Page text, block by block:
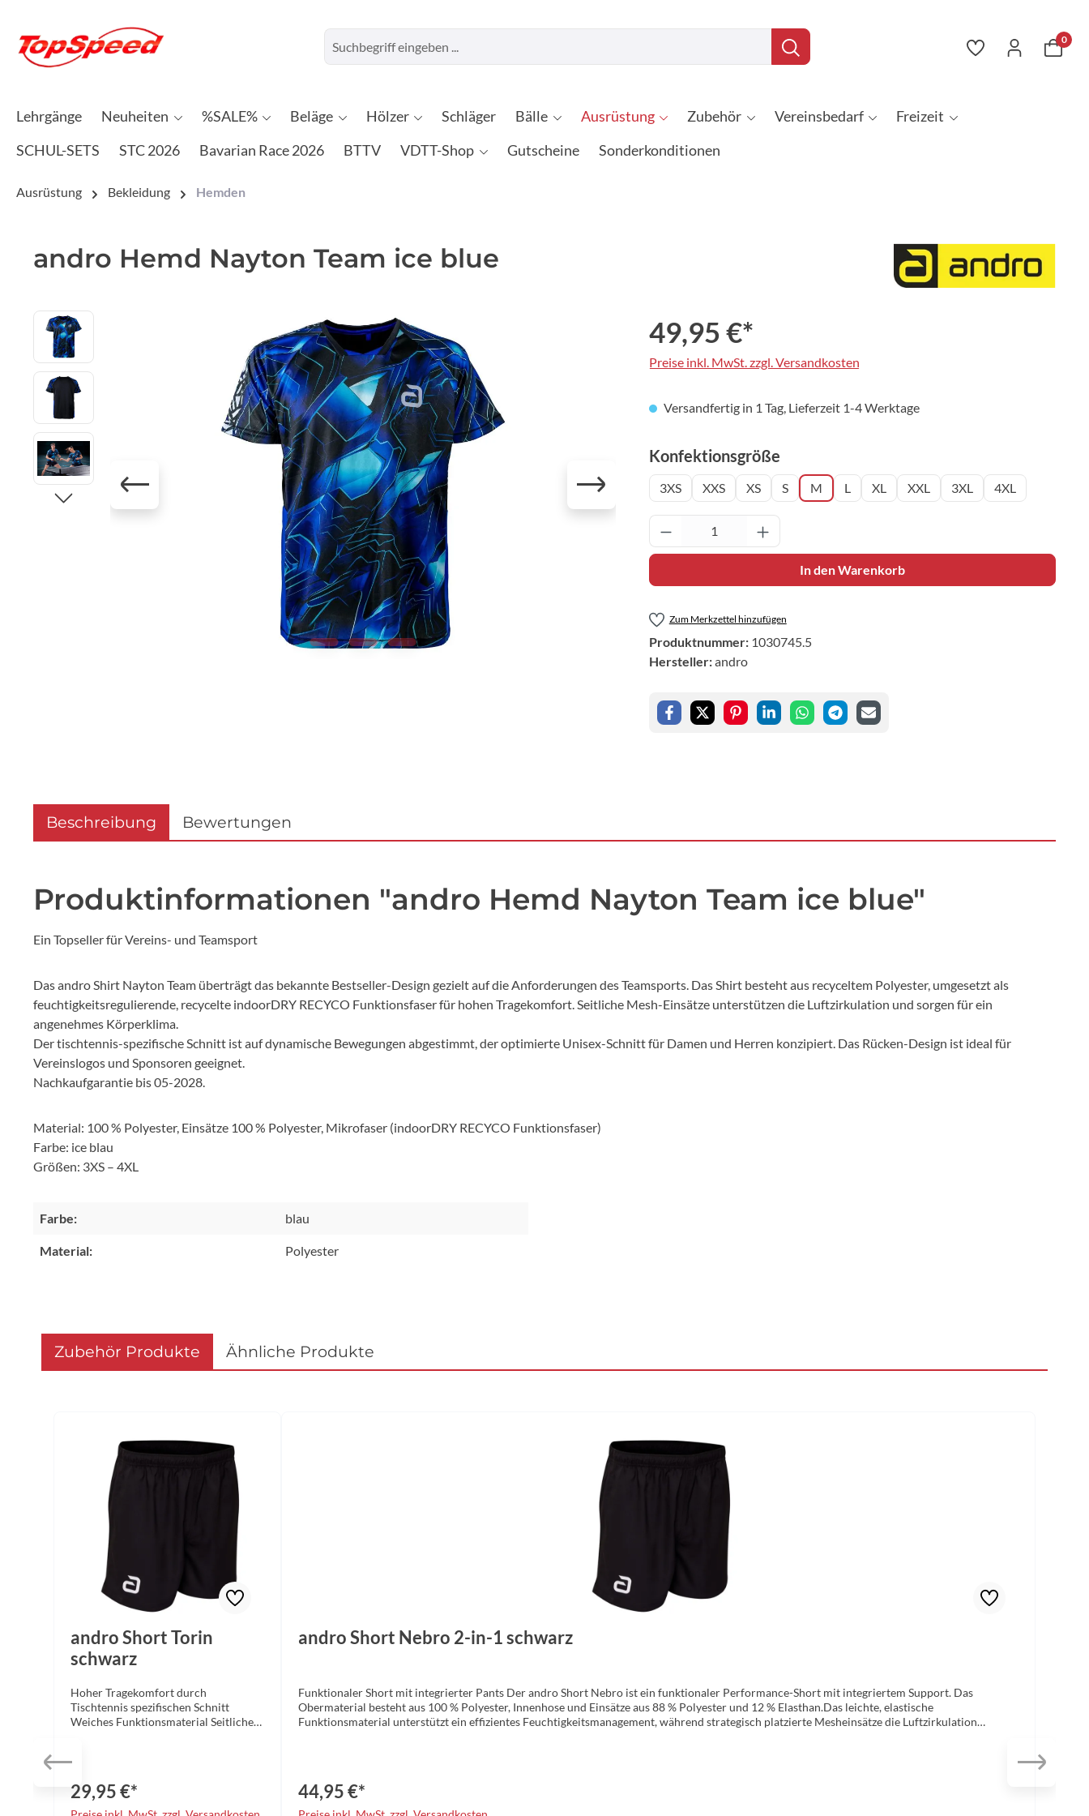
0
Lehrgänge Neuheiten %SALE% Beläge Hölzer Schläger Bälle Ausrüstung Zubehör Vereinsbedarf
Freizeit
SCHUL-SETS
STC 2026 Bavarian Race 2026 BTTV VDTT-Shop Gutscheine Sonderkonditionen
Ausrüstung Bekleidung Hemden
andro Hemd Nayton Team ice blue
Bildergalerie überspringen 49,95 €*
Preise inkl. MwSt. zzgl. Versandkosten
Versandfertig in 1 Tag, Lieferzeit 1-4 Werktage
Konfektionsgrößeauswählen
3XS XXS XS S M L XL XXL 3XL 4XL
Produkt Anzahl: Gib den gewünschten Wert ein
In den Warenkorb
Zum Merkzettel hinzufügen
Produktnummer: 1030745.5
Hersteller:andro
Beschreibung Bewertungen
Produktinformationen "andro Hemd Nayton Team ice blue"
Ein Topseller für Vereins- und Teamsport
Das andro Shirt Nayton Team überträgt das bekannte Bestseller-Design gezielt auf die Anforderungen des Teamsports. Das Shirt besteht aus recyceltem Polyester, umgesetzt als
feuchtigkeitsregulierende, recycelte indoorDRY RECYCO Funktionsfaser für hohen Tragekomfort. Seitliche Mesh-Einsätze unterstützen die Luftzirkulation und sorgen für ein
angenehmes Körperklima.
Der tischtennis-spezifische Schnitt ist auf dynamische Bewegungen abgestimmt, der optimierte Unisex-Schnitt für Damen und Herren konzipiert. Das Rücken-Design ist ideal für
Vereinslogos und Sponsoren geeignet.
Nachkaufgarantie bis 05-2028.
Material: 100 % Polyester, Einsätze 100 % Polyester, Mikrofaser (indoorDRY RECYCO Funktionsfaser)
Farbe: ice blau
Größen: 3XS – 4XL
Farbe: blau
Material: Polyester
Zubehör Produkte Ähnliche Produkte
andro Short Torin
schwarz
Hoher Tragekomfort durch
Tischtennis spezifischen Schnitt
Weiches Funktionsmaterial Seitliche
Mikrofaser, functional indoor fabrics
Farbe: schwarz
29,95 €*
andro Short Nebro 2-in-1 schwarz
Funktionaler Short mit integrierter Pants Der andro Short Nebro ist ein funktionaler Performance-Short mit integriertem Support. Das
Obermaterial besteht aus 100 % Polyester, Innenhose und Einsätze aus 88 % Polyester und 12 % Elasthan.Das leichte, elastische
Funktionsmaterial unterstützt ein effizientes Feuchtigkeitsmanagement, während strategisch platzierte Mesheinsätze die Luftzirkulation
44,95 €*